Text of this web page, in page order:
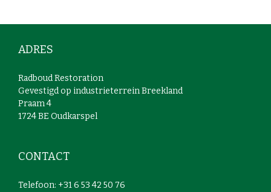
ADRES
Radboud Restoration
Gevestigd op industrieterrein Breekland
Praam 4
1724 BE Oudkarspel
CONTACT
Telefoon: +31 6 53 42 50 76